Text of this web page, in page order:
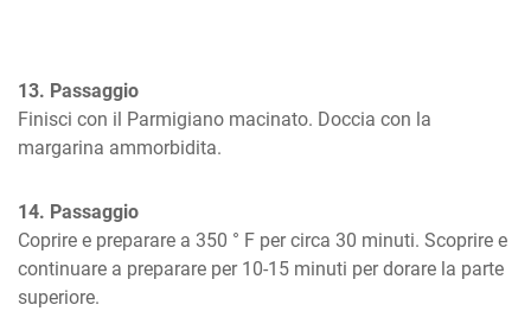
13. Passaggio
Finisci con il Parmigiano macinato. Doccia con la
margarina ammorbidita.
14. Passaggio
Coprire e preparare a 350 ° F per circa 30 minuti. Scoprire e
continuare a preparare per 10-15 minuti per dorare la parte
superiore.